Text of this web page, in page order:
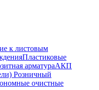
к листовым
Пластиковые
арматураАКП
Розничный
очистные